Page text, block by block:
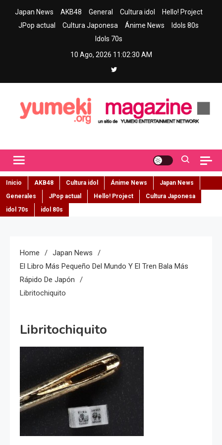
Japan News AKB48 General Cultura idol
Hello! Project
JPop actual
Cultura Japonesa Ánime News
Idols 80s
Idols 70s
10 Ago, 2026 11:02:31 AM
Inicio AKB48 Cultura idol Ánime News
Japan News
Generales
JPop actual Hello! Project
Cultura Japonesa
idol 70s
idol 80s
Home
Japan News
El Libro Más Pequeño Del Mundo Y El Tren Bala Más
Rápido De Japón
Libritochiquito
Libritochiquito